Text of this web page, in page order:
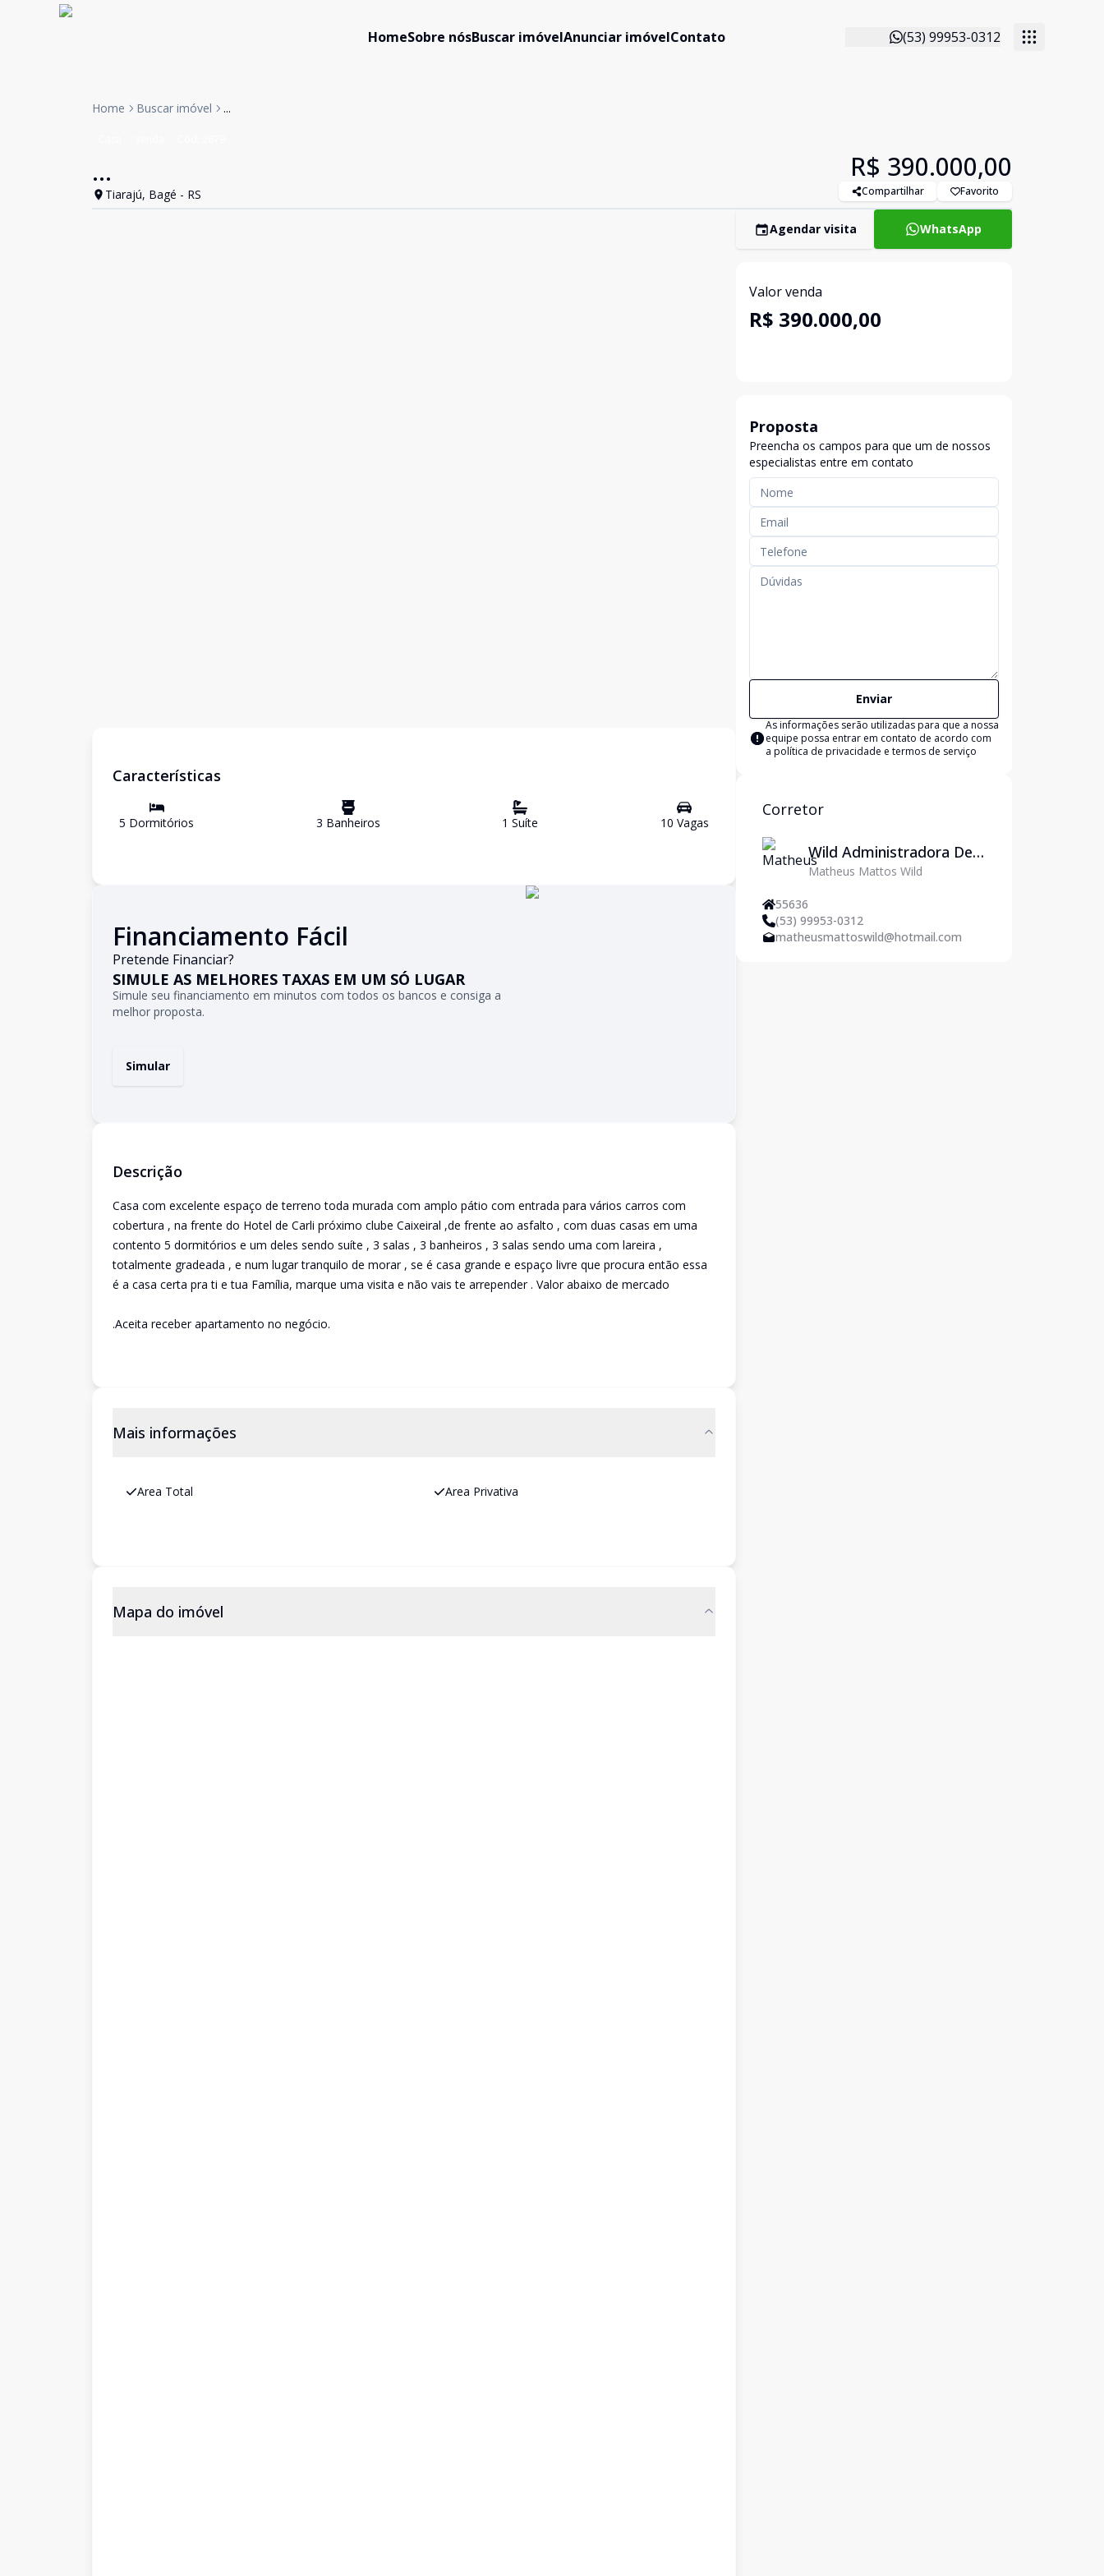
HomeSobre nósBuscar imóvelAnunciar imóvelContato (53) 99953-0312
Home Buscar imóvel ...
...
Tiarajú, Bagé - RS
R$ 390.000,00
Compartilhar Favorito
Características
5 Dormitórios 3 Banheiros 1 Suíte 10 Vagas
Financiamento Fácil
Pretende Financiar?
SIMULE AS MELHORES TAXAS EM UM SÓ LUGAR
Simule seu financiamento em minutos com todos os bancos e consiga a
melhor proposta.
Simular
Descrição
Casa com excelente espaço de terreno toda murada com amplo pátio com entrada para vários carros com
cobertura , na frente do Hotel de Carli próximo clube Caixeiral ,de frente ao asfalto , com duas casas em uma
contento 5 dormitórios e um deles sendo suíte , 3 salas , 3 banheiros , 3 salas sendo uma com lareira ,
totalmente gradeada , e num lugar tranquilo de morar , se é casa grande e espaço livre que procura então essa
é a casa certa pra ti e tua Família, marque uma visita e não vais te arrepender . Valor abaixo de mercado
.Aceita receber apartamento no negócio.
Mais informações
Area Total Area Privativa
Mapa do imóvel
Agendar visita WhatsApp
Valor venda
R$ 390.000,00
Proposta
Preencha os campos para que um de nossos
especialistas entre em contato
Enviar
As informações serão utilizadas para que a nossa
equipe possa entrar em contato de acordo com
a política de privacidade e termos de serviço
Corretor
Wild Administradora De
Imóveis Ltda
Matheus Mattos Wild
55636
(53) 99953-0312
matheusmattoswild@hotmail.com